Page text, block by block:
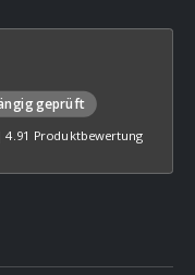
geprüft
|4.91 Produktbewertung